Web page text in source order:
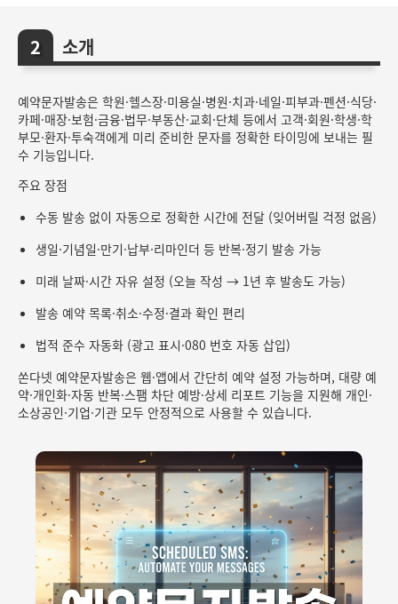
소개
예약문자발송은 학원·헬스장·미용실·병원·치과·네일·피부과·펜션·식당·
카페·매장·보험·금융·법무·부동산·교회·단체 등에서 고객·회원·학생·학
부모·환자·투숙객에게 미리 준비한 문자를 정확한 타이밍에 보내는 필
수 기능입니다.
주요 장점
수동 발송 없이 자동으로 정확한 시간에 전달 (잊어버릴 걱정 없음)
생일·기념일·만기·납부·리마인더 등 반복·정기 발송 가능
미래 날짜·시간 자유 설정 (오늘 작성 → 1년 후 발송도 가능)
발송 예약 목록·취소·수정·결과 확인 편리
법적 준수 자동화 (광고 표시·080 번호 자동 삽입)
쏜다넷 예약문자발송은 웹·앱에서 간단히 예약 설정 가능하며, 대량 예
약·개인화·자동 반복·스팸 차단 예방·상세 리포트 기능을 지원해 개인·
소상공인·기업·기관 모두 안정적으로 사용할 수 있습니다.